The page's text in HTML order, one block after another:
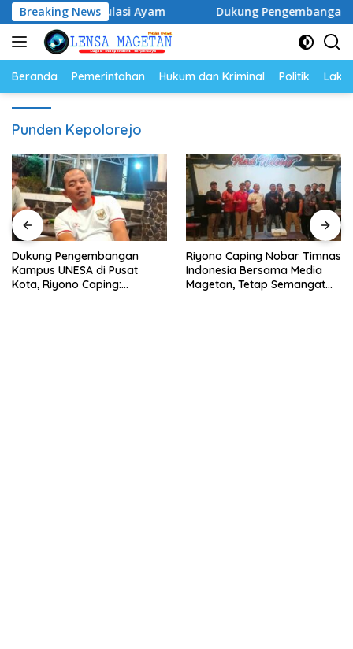
Langsung
ke
konten
Breaking News
Populasi Ayam Dukung Pengembangan Kampus
Beranda Pemerintahan Hukum dan Kriminal Politik
Punden Kepolorejo
Dukung Pengembangan
Kampus UNESA di Pusat
Kota, Riyono Caping:
Riyono Caping Nobar Timnas
Indonesia Bersama Media
Magetan, Tetap Semangat